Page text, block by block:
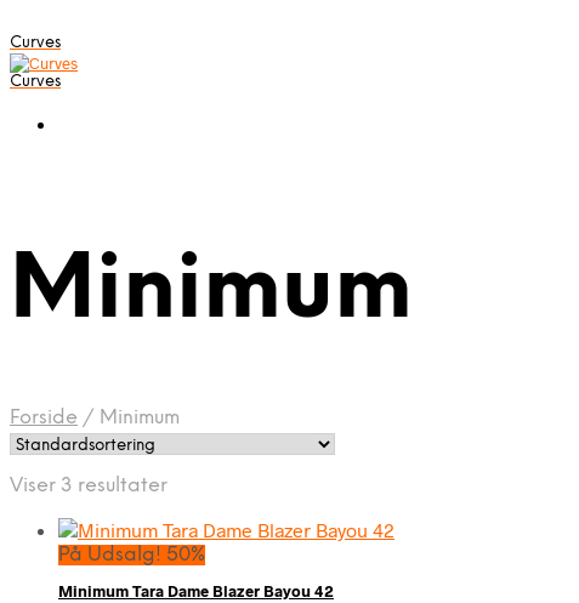
Curves
Curves
Minimum
Forside / Minimum
Viser 3 resultater
På Udsalg! 50%
Minimum Tara Dame Blazer Bayou 42